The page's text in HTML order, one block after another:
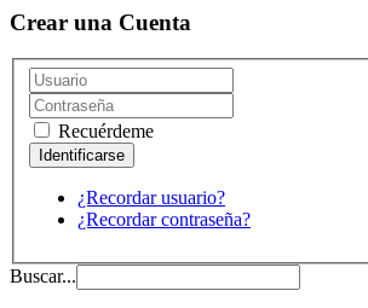
Crear una Cuenta
Recuérdeme
¿Recordar usuario?
¿Recordar contraseña?
Buscar...